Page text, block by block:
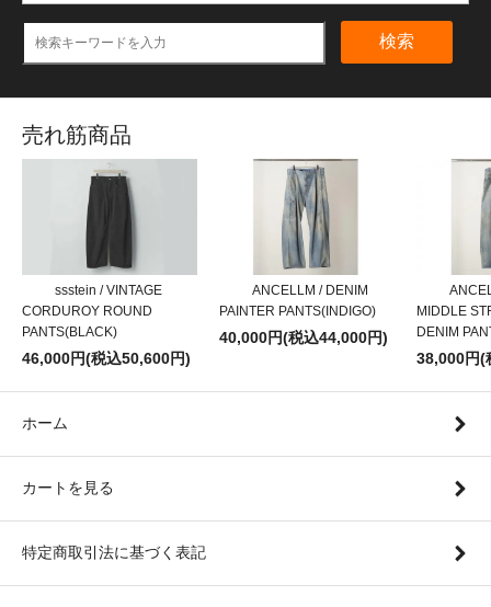
検索
売れ筋商品
ssstein / VINTAGE
CORDUROY ROUND
PANTS(BLACK)
46,000円(税込50,600円)
ANCELLM / DENIM
PAINTER PANTS(INDIGO)
40,000円(税込44,000円)
MIDDLE
DENIM
38,000円(
ホーム
カートを見る
特定商取引法に基づく表記